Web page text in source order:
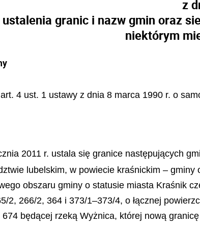
z
granic i nazw gmin oraz
niektórym
4 ust. 1 ustawy z dnia 8 marca 1990 r. o
2011 r. ustala się granice następujących
lubelskim, w powiecie kraśnickim –
obszaru gminy o statusie miasta Kraśnik
2, 266/2, 364 i 373/1–373/4, o łącznej
będącej rzeką Wyżnica, której nową